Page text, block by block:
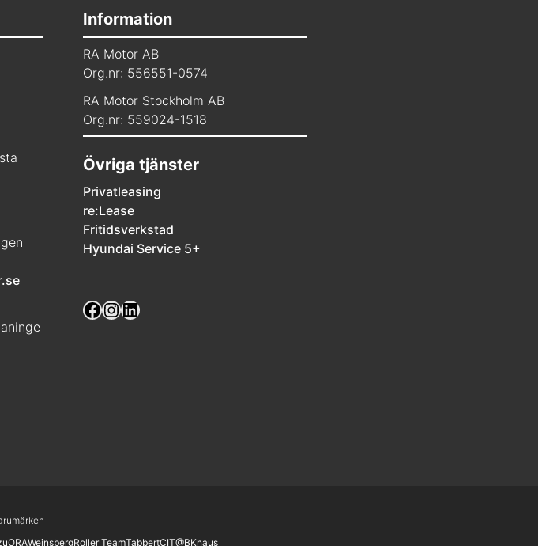
Information
RA Motor AB
Org.nr: 556551-0574
RA Motor Stockholm AB
Org.nr: 559024-1518
Övriga tjänster
Privatleasing
re:Lease
Fritidsverkstad
Hyundai Service 5+
Facebook
Instagram
LinkedIn
ORAWeinsbergRoller TeamTabbertCIT@BKnaus